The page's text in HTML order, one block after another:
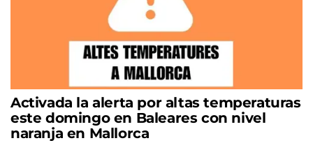
Activada la alerta por altas temperaturas
este domingo en Baleares con nivel
naranja en Mallorca